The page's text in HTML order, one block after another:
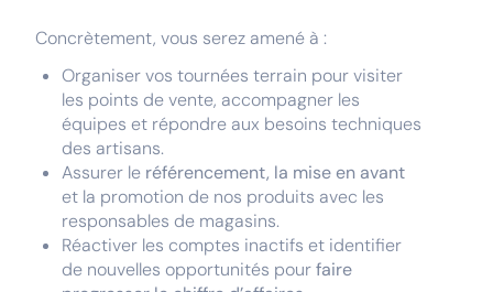
Concrètement, vous serez amené à :
Organiser vos tournées terrain pour visiter
les points de vente, accompagner les
équipes et répondre aux besoins techniques
des artisans.
Assurer le référencement, la mise en avant
et la promotion de nos produits avec les
responsables de magasins.
Réactiver les comptes inactifs et identifier
de nouvelles opportunités pourfaire